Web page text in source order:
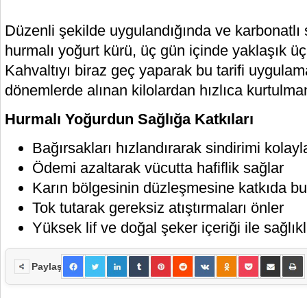
Düzenli şekilde uygulandığında ve
hurmalı yoğurt kürü, üç gün içinde yaklaşık
Kahvaltıyı biraz geç yaparak bu tarifi
dönemlerde alınan kilolardan hızlıca
Hurmalı Yoğurdun Sağlığa Katkıları
Bağırsakları hızlandırarak sindirimi
Ödemi azaltarak vücutta hafiflik sağlar
Karın bölgesinin düzleşmesine katkıda
Tok tutarak gereksiz atıştırmaları önler
Yüksek lif ve doğal şeker içeriği ile
Paylaş